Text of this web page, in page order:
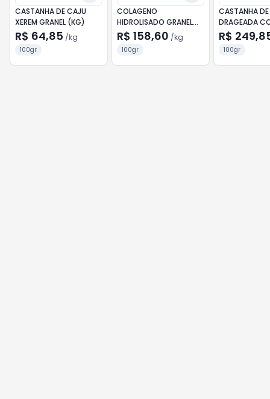
CASTANHA DE CAJU
XEREM GRANEL (KG)
R$ 64,85 /kg
100gr
COLAGENO
HIDROLISADO GRANEL
(KG)
R$ 158,60 /kg
100gr
CASTANHA
DRAGEADA
CHOCOLATE
(KG)
R$
100gr